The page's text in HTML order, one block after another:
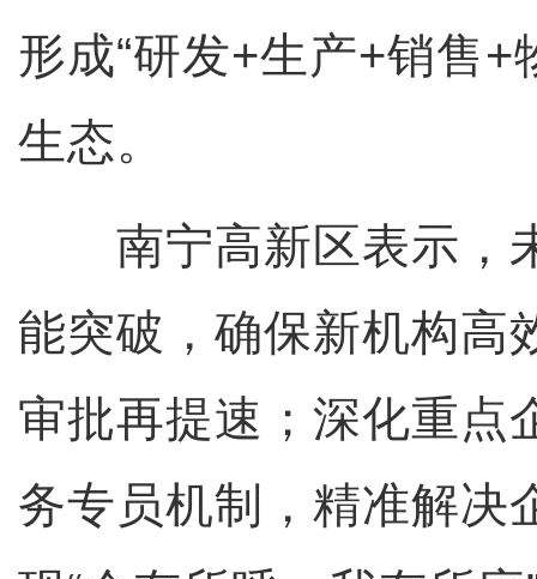
形成“研发+生产+销售+
生态。
南宁高新区表示，
能突破，确保新机构高
审批再提速；深化重点
务专员机制，精准解决